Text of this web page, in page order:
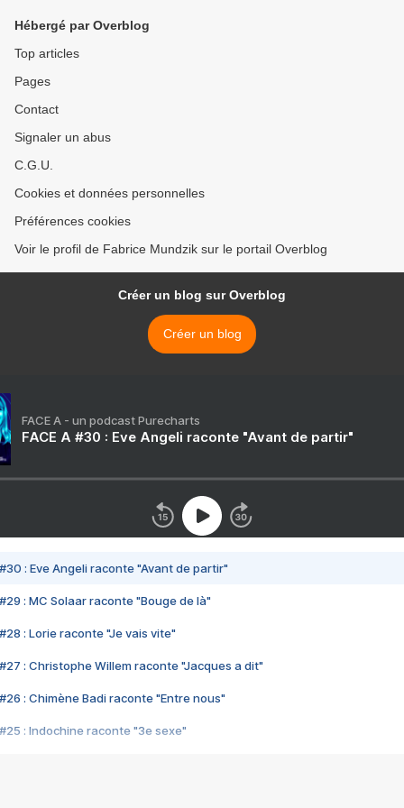
Hébergé par Overblog
Top articles
Pages
Contact
Signaler un abus
C.G.U.
Cookies et données personnelles
Préférences cookies
Voir le profil de Fabrice Mundzik sur le portail Overblog
Créer un blog sur Overblog
Créer un blog
FACE A - un podcast Purecharts
FACE A #30 : Eve Angeli raconte "Avant de partir"
#30 : Eve Angeli raconte "Avant de partir"
#29 : MC Solaar raconte "Bouge de là"
#28 : Lorie raconte "Je vais vite"
#27 : Christophe Willem raconte "Jacques a dit"
#26 : Chimène Badi raconte "Entre nous"
#25 : Indochine raconte "3e sexe"